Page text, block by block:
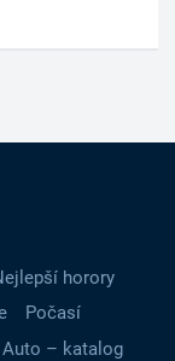
horory
Počasí
Auto – katalog